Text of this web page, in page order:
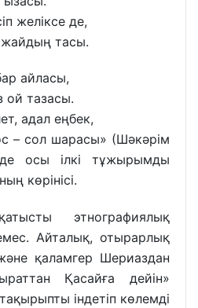
желіксе де,
жайдың тасы.
айласы,
ой тазасы.
адал еңбек,
– сол шарасы» (Шәкәрім
осы ілкі тұжырымды
көрінісі.
этнографиялық
Айталық, отырарлық
қаламгер Шериаздан
Қасайға дейін»
індетіп көлемді